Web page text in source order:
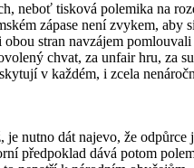
neboť tisková polemika na
zápase není zvykem, aby
stran navzájem
chvat, za unfair hru, za
v každém, i zcela
nutno dát najevo, že odpůrce
předpoklad dává potom